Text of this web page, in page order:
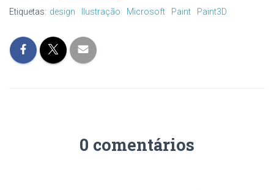
Etiquetas: design Ilustração Microsoft Paint Paint3D
0 comentários